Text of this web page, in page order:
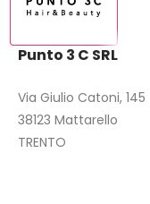
Punto 3 C SRL
Via Giulio Catoni, 145
38123 Mattarello
TRENTO